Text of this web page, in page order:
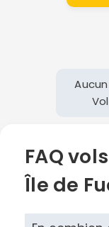
FAQ
Île de